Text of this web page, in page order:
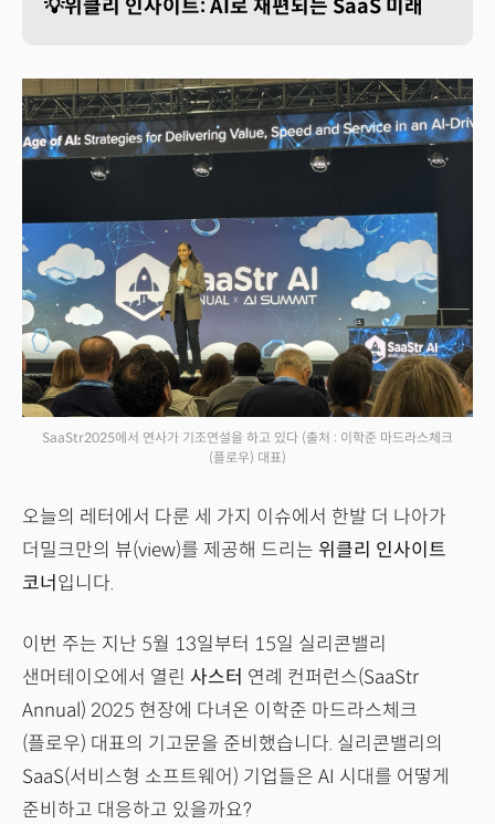
💡위클리 인사이트: AI로 재편되는 SaaS 미래
SaaStr2025에서 연사가 기조연설을 하고 있다 (출처 : 이학준 마드라스체크
(플로우) 대표)
오늘의 레터에서 다룬 세 가지 이슈에서 한발 더 나아가
더밀크만의 뷰(view)를 제공해 드리는 위클리 인사이트
코너 입니다.
이번 주는 지난 5월 13일부터 15일 실리콘밸리
샌머테이오에서 열린 사스터 연례 컨퍼런스(SaaStr
Annual) 2025 현장에 다녀온 이학준 마드라스체크
(플로우) 대표의 기고문을 준비했습니다. 실리콘밸리의
SaaS(서비스형 소프트웨어) 기업들은 AI 시대를 어떻게
준비하고 대응하고 있을까요?